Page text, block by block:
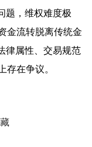
题，维权难度极
金流转脱离传统金
律属性、交易规范
存在争议。